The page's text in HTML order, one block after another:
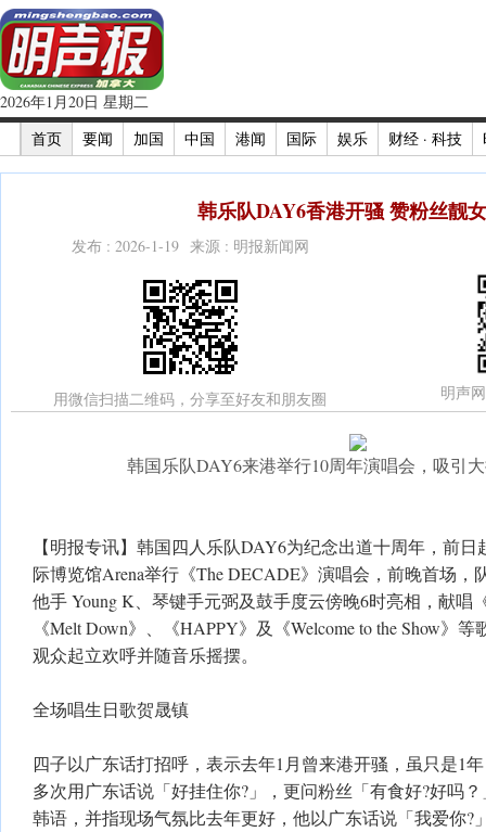
2026年1月20日 星期二
首页
要闻 加国 中国 港闻 国际 娱乐 财经 · 科技
韩乐队DAY6香港开骚 赞粉丝靓
发布 : 2026-1-19 来源 : 明报新闻网
用微信扫描二维码，分享至好友和朋友圈 明声
韩国乐队DAY6来港举行10周年演唱会，吸引
【明报专讯】韩国四人乐队DAY6为纪念出道十周年，前
际博览馆Arena举行《The DECADE》演唱会，前晚首场，
他手 Young K、琴键手元弼及鼓手度云傍晚6时亮相，献唱
《Melt Down》、《HAPPY》及《Welcome to the Show》
观众起立欢呼并随音乐摇摆。
全场唱生日歌贺晟镇
四子以广东话打招呼，表示去年1月曾来港开骚，虽只是1
多次用广东话说「好挂住你?」，更问粉丝「有食好?好吗
韩语，并指现场气氛比去年更好，他以广东话说「我爱你?